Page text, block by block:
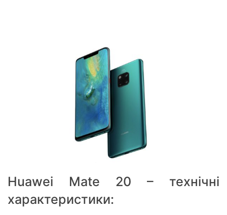
Huawei Mate 20 – технічні
характеристики: